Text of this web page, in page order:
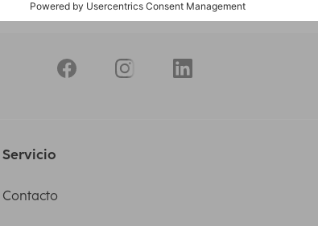
Servicio
Contacto